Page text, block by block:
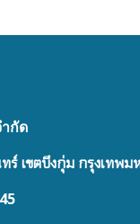
กัด
เขตบึงกุ่ม กรุงเทพม